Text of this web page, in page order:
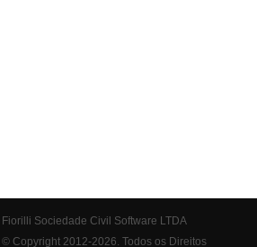
Fiorilli Sociedade Civil Software LTDA
© Copyright 2012-2026. Todos os Direitos